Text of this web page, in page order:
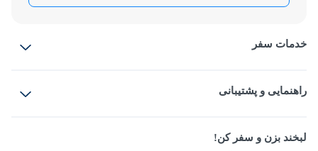
خدمات سفر
بلیط قطار
راهنمایی و پشتیبانی
شرایط و مقررات
لبخند بزن و سفر کن!